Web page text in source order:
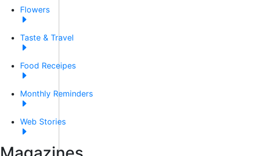
Flowers
Taste & Travel
Food Receipes
Monthly Reminders
Web Stories